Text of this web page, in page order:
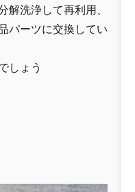
解洗浄して再利用、
パーツに交換してい
しょう